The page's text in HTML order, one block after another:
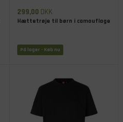
299,00 DKK
Hættetrøje til børn i camouflage
På lager - Køb nu